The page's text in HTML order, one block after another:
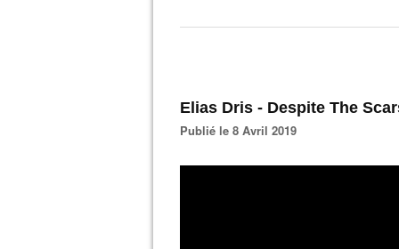
Elias Dris - Despite The
Publié le 8 Avril 2019